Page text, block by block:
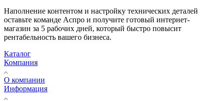
Наполнение контентом и настройку технических деталей
оставьте команде Аспро и получите готовый интернет-
магазин за 5 рабочих дней, который быстро повысит
рентабельность вашего бизнеса.
Каталог
Компания
О компании
Информация